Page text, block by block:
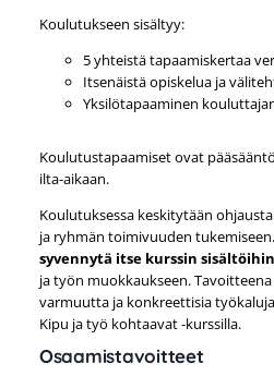
Koulutukseen sisältyy:
5 yhteistä tapaamiskertaa
Itsenäistä opiskelua ja
Yksilötapaaminen
Koulutustapaamiset ovat
ilta-aikaan.
Koulutuksessa keskitytään
ja ryhmän toimivuuden tukemiseen.
syvennytä itse kurssin sisältöihin
ja työn muokkaukseen.
varmuutta ja konkreettisia
Kipu ja työ kohtaavat -kurssilla.
Osaamistavoitteet